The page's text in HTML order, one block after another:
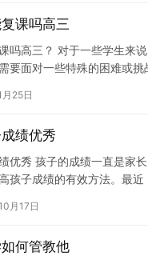
课吗高三
吗高三？ 对于一些学生来
要面对一些特殊的困难或挑
25日
绩优秀
优秀 孩子的成绩一直是家
孩子成绩的有效方法。最
月17日
何管教他